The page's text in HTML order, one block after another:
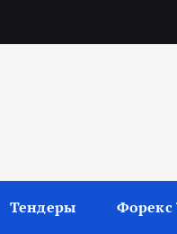
Тендеры Форекс